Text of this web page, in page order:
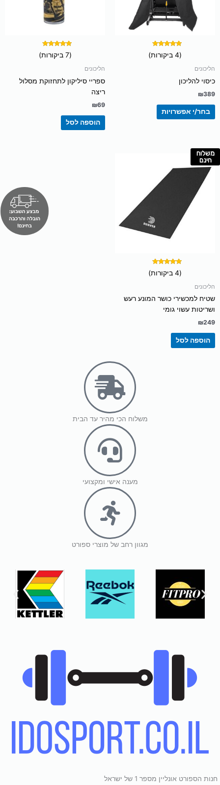
5.00
(4 ביקורות)
הליכונים
כיסוי להליכון
₪389
בחר/י אפשרויות
האפשרויות
5.00
(7 ביקורות)
הליכונים
ספריי סיליקון לתחזוקת מסלול
ריצה
₪69
הוספה לסל
משלוח
חינם
5.00
(4 ביקורות)
הליכונים
שטיח למכשירי כושר המונע רעש
ושריטות עשוי גומי
₪249
הוספה לסל
משלוח הכי מהיר עד הבית
מענה אישי ומקצועי
מגוון רחב של מוצרי ספורט
חנות הספורט אונליין מספר 1 של ישראל